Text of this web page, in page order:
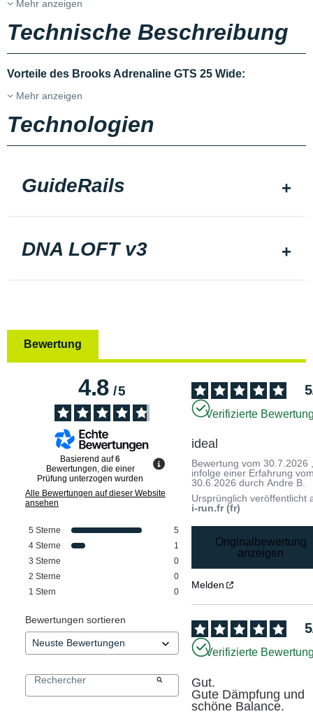
Mehr anzeigen
Technische Beschreibung
Vorteile des Brooks Adrenaline GTS 25 Wide:
Mehr anzeigen
Technologien
GuideRails
DNA LOFT v3
Bewertung
4.8/5
Basierend auf6
Bewertungen, die einer
Prüfung unterzogen wurden
Alle Bewertungen auf dieser Website
ansehen
5 Sterne
5
4 Sterne
1
3 Sterne
0
2 Sterne
0
1 Stern 0
Bewertungen sortieren
5
Verifizierte
ideal
Bewertung vom30.7.2026
infolge einer Erfahrung
30.6.2026 durchAndre B.
Ursprünglich veröffentlicht
i-run.fr (fr)
Originalbewertung
anzeigen
Melden
5
Verifizierte
Gut.
Gute Dämpfung und
schöne Balance.